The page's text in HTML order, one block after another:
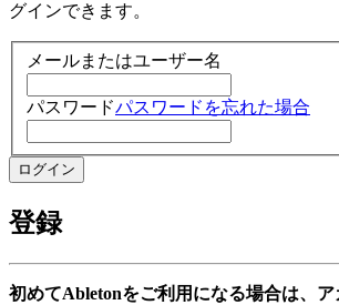
グインできます。
メールまたはユーザー名
パスワードパスワードを忘れた場合
登録
初めてAbletonをご利用になる場合は、